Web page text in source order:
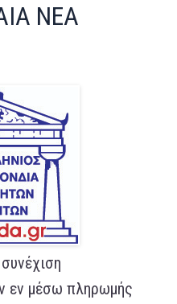
ΝΕΑ
εν μέσω πληρωμής